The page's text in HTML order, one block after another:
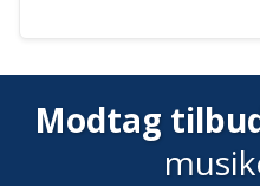
Modtag